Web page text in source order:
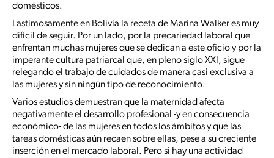
domésticos.
Lastimosamente en Bolivia la receta de Marina Walker es muy
difícil de seguir. Por un lado, por la precariedad laboral que
enfrentan muchas mujeres que se dedican a este oficio y por la
imperante cultura patriarcal que, en pleno siglo XXI, sigue
relegando el trabajo de cuidados de manera casi exclusiva a
las mujeres y sin ningún tipo de reconocimiento.
Varios estudios demuestran que la maternidad afecta
negativamente el desarrollo profesional -y en consecuencia
económico- de las mujeres en todos los ámbitos y que las
tareas domésticas aún recaen sobre ellas, pese a su creciente
inserción en el mercado laboral. Pero si hay una actividad